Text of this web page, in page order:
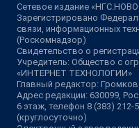
Сетевое издание
Зарегистрировано
связи, информационных
(Роскомнадзор)
Свидетельство о
Учредитель: Общество с
«ИНТЕРНЕТ ТЕХНОЛОГИИ»
Главный редактор:
Адрес редакции: 630099,
6 этаж, телефон 8 (383) 212-
(круглосуточно)